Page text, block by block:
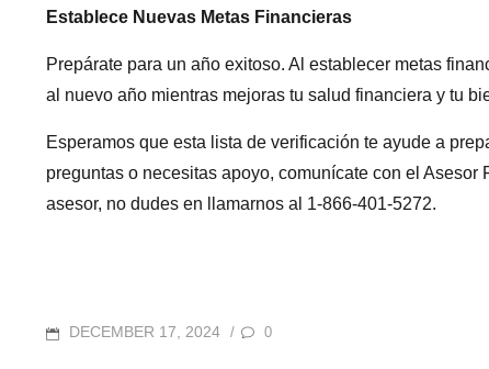
Establece Nuevas Metas Financieras
Prepárate para un año exitoso. Al establecer metas
al nuevo año mientras mejoras tu salud financiera y tu
Esperamos que esta lista de verificación te ayude a
preguntas o necesitas apoyo, comunícate con el
asesor, no dudes en llamarnos al 1-866-401-5272.
POSTED
DECEMBER 17, 2024 / 0